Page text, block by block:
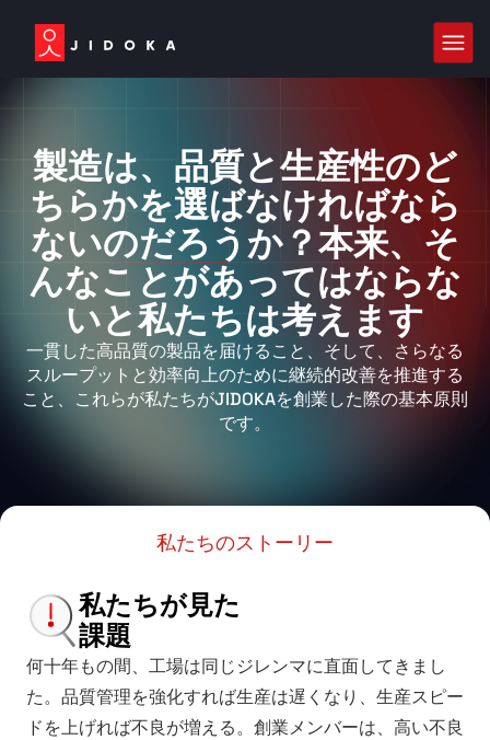
製造は、品質と生産性のど
ちらかを選ばなければなら
ないのだろうか？本来、そ
んなことがあってはならな
いと私たちは考えます
一貫した高品質の製品を届けること、そして、さらなる
スループットと効率向上のために継続的改善を推進する
こと、これらが私たちがJIDOKAを創業した際の基本原則
です。
私たちのストーリー
私たちが見た
課題
何十年もの間、工場は同じジレンマに直面してきまし
た。品質管理を強化すれば生産は遅くなり、生産スピー
ドを上げれば不良が増える。創業メンバーは、高い不良